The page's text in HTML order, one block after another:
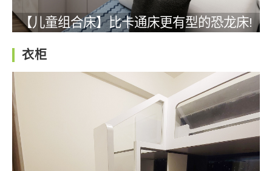
【儿童组合床】比卡通床更有型的恐龙床!
衣柜